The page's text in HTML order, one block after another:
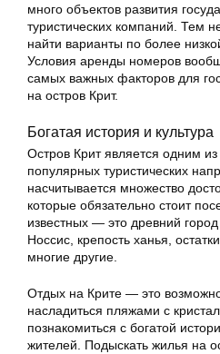
много объектов развития
туристических компаний. Тем
найти варианты по более
Условия аренды номеров
самых важных факторов для
на остров Крит.
Богатая история и культура
Остров Крит является одним
популярных туристических
насчитывается множество
которые обязательно стоит
известных — это древний
Носсис, крепость ханья,
многие другие.
Отдых на Крите — это
насладиться пляжами с
познакомиться с богатой
жителей. Подыскать жилья на